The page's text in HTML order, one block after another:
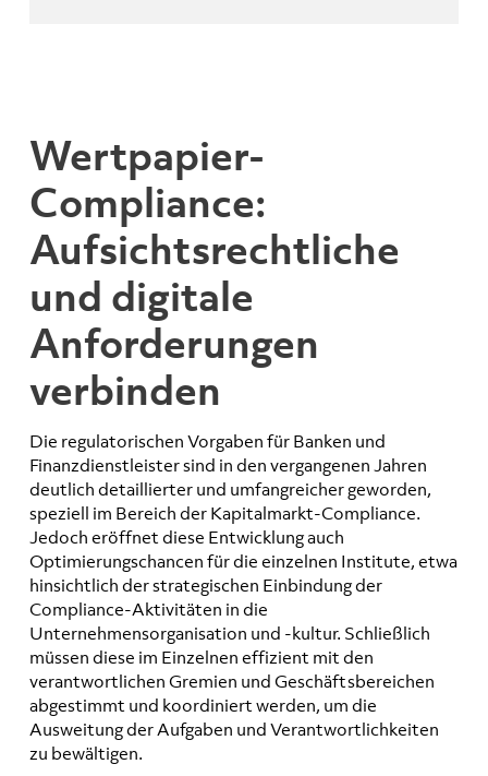
Wertpapier-
Compliance:
Aufsichtsrechtliche
und digitale
Anforderungen
verbinden
Die regulatorischen Vorgaben für Banken und
Finanzdienstleister sind in den vergangenen Jahren
deutlich detaillierter und umfangreicher geworden,
speziell im Bereich der Kapitalmarkt-Compliance.
Jedoch eröffnet diese Entwicklung auch
Optimierungschancen für die einzelnen Institute, etwa
hinsichtlich der strategischen Einbindung der
Compliance-Aktivitäten in die
Unternehmensorganisation und -kultur. Schließlich
müssen diese im Einzelnen effizient mit den
verantwortlichen Gremien und Geschäftsbereichen
abgestimmt und koordiniert werden, um die
Ausweitung der Aufgaben und Verantwortlichkeiten
zu bewältigen.